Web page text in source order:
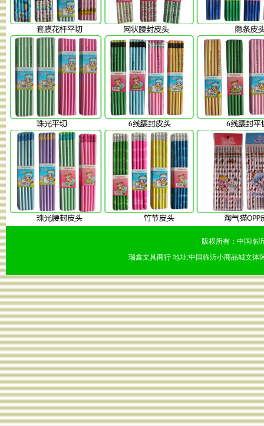
版权所有：中国临
瑞鑫文具商行 地址:中国临沂小商品城文